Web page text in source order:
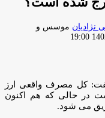
موسس و
کل مصرف واقعی ارز
میلیون دلار است در حالی که هم اکنون
می شود.